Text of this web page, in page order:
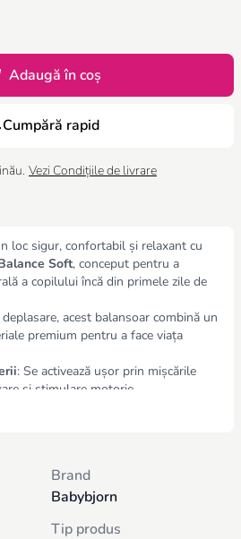
Adaugă în coș
Cumpără rapid
Vezi Condițiile de livrare
loc sigur, confortabil și relaxant cu
Soft, conceput pentru a
a copilului încă din primele zile de
acest balansoar combină un
premium pentru a face viața
: Se activează ușor prin mișcările
și stimulare motorie
în funcție de vârstă și activitate –
transport sau depozitare rapidă
(până la 2 ani)
: Mișcarea naturală calmează
: Durabilitate și finețe la atingere
Brand
Babybjorn
Tip produs